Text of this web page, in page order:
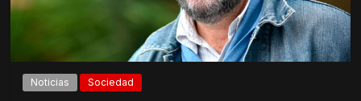
Noticias Sociedad